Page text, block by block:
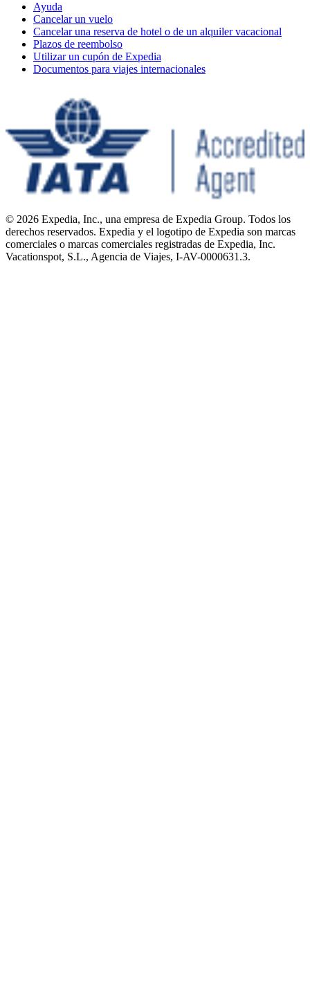
Ayuda
Cancelar un vuelo
Cancelar una reserva de hotel o de un alquiler vacacional
Plazos de reembolso
Utilizar un cupón de Expedia
Documentos para viajes internacionales
© 2026 Expedia, Inc., una empresa de Expedia Group. Todos los
derechos reservados. Expedia y el logotipo de Expedia son marcas
comerciales o marcas comerciales registradas de Expedia, Inc.
Vacationspot, S.L., Agencia de Viajes, I-AV-0000631.3.